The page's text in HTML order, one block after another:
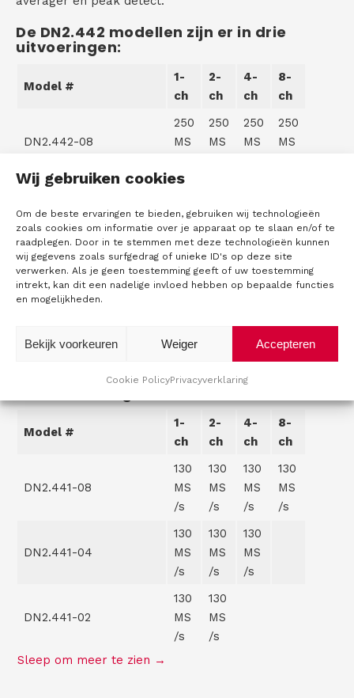
Wij gebruiken cookies
Om de beste ervaringen te bieden, gebruiken wij technologieën
zoals cookies om informatie over je apparaat op te slaan en/of te
raadplegen. Door in te stemmen met deze technologieën kunnen
wij gegevens zoals surfgedrag of unieke ID's op deze site
verwerken. Als je geen toestemming geeft of uw toestemming
intrekt, kan dit een nadelige invloed hebben op bepaalde functies
en mogelijkheden.
Accepteren
Weiger
Bekijk voorkeuren
Cookie PolicyPrivacyverklaring
De DN2.442 modellen zijn er in drie
uitvoeringen:
Model #
1-
ch
2-
ch
4-
ch
8-
ch
DN2.442-08
250
MS
250
MS
250
MS
250
MS
DN2.442-04
250
/s
MS
/s
MS
/s
DN2.442-02
250
MS
/s
250
MS
/s
De DN2.441 modellen zijn er ook in
Model #
1-
ch
2-
ch
4-
ch
8-
ch
DN2.441-08
130
MS
/s
130
MS
/s
130
MS
/s
130
MS
/s
DN2.441-04
130
MS
/s
130
MS
/s
130
MS
/s
DN2.441-02
130
MS
/s
130
MS
/s